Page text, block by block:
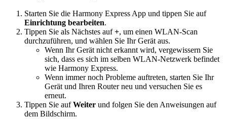
Starten Sie die Harmony Express App und tippen Sie auf
Einrichtung bearbeiten.
Tippen Sie als Nächstes auf+, um einen WLAN-Scan
durchzuführen, und wählen Sie Ihr Gerät aus.
Wenn Ihr Gerät nicht erkannt wird, vergewissern Sie
sich, dass es sich im selben WLAN-Netzwerk befindet
wie Harmony Express.
Wenn immer noch Probleme auftreten, starten Sie Ihr
Gerät und Ihren Router neu und versuchen Sie es
erneut.
Tippen Sie aufWeiter und folgen Sie den Anweisungen auf
dem Bildschirm.